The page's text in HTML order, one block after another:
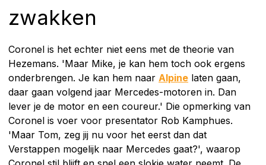
zwakken
Coronel is het echter niet eens met de theorie van
Hezemans. 'Maar Mike, je kan hem toch ook ergens
onderbrengen. Je kan hem naar Alpine laten gaan,
daar gaan volgend jaar Mercedes-motoren in. Dan
lever je de motor en een coureur.' Die opmerking van
Coronel is voer voor presentator Rob Kamphues.
'Maar Tom, zeg jij nu voor het eerst dan dat
Verstappen mogelijk naar Mercedes gaat?', waarop